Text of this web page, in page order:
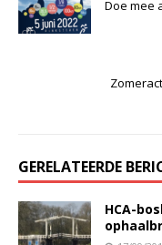
Doe mee
GERELATEERDE
HCA-